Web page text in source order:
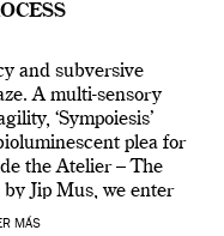
and subversive
A multi-sensory
‘Sympoiesis’
plea for
the Atelier – The
Jip Mus, we enter
Herpen’s […]
MÁS